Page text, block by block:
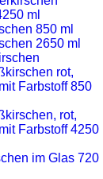
ml
850 ml
2650 ml
rot,
Farbstoff 850
rot,
Farbstoff 4250
im Glas 720